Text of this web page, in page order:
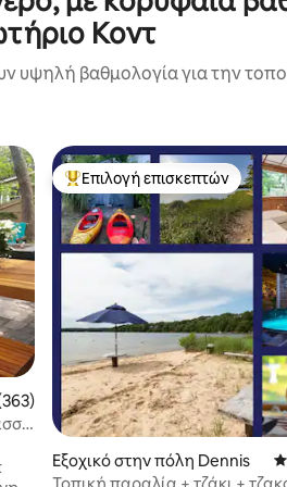
Κοντ
υψηλή βαθμολογία για την
βαθμολογία: 5 στα 5, 363 κριτικές
Κορυφαία επιλογή επισκεπτών
Επιλογή επισκεπτών
Εξοχικό στην πόλη Dennis